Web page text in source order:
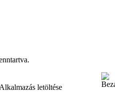
letöltése